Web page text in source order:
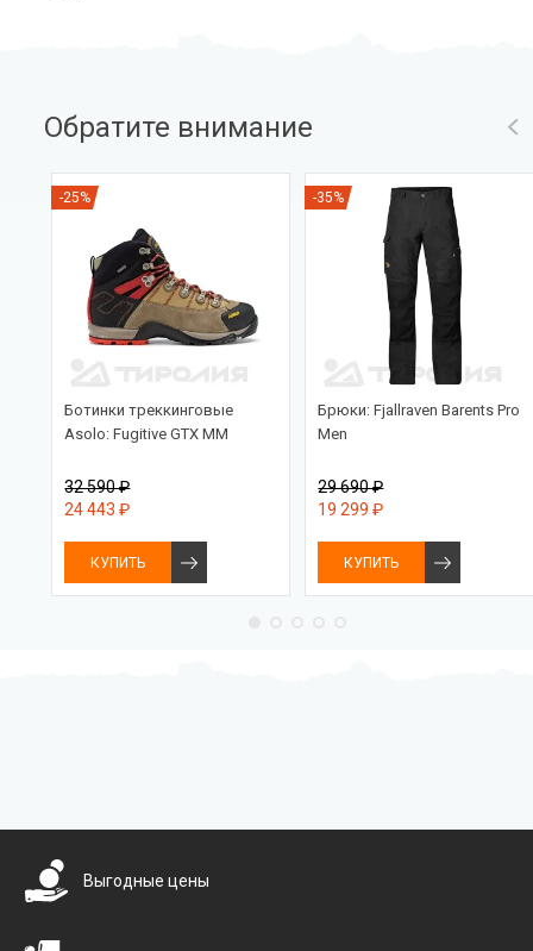
Обратите внимание
-25%
Ботинки треккинговые
Asolo: Fugitive GTX MM
32 590 ₽
24 443 ₽
КУПИТЬ
-35%
Брюки: Fjallraven Barents Pro
Men
29 690 ₽
19 299 ₽
КУПИТЬ
Выгодные цены